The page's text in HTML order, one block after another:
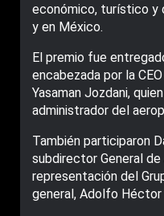
económico, turístico y
y en México.
El premio fue
encabezada por la
Yasaman Jozdani,
administrador del
También participaron
subdirector General
representación del
general, Adolfo Héctor